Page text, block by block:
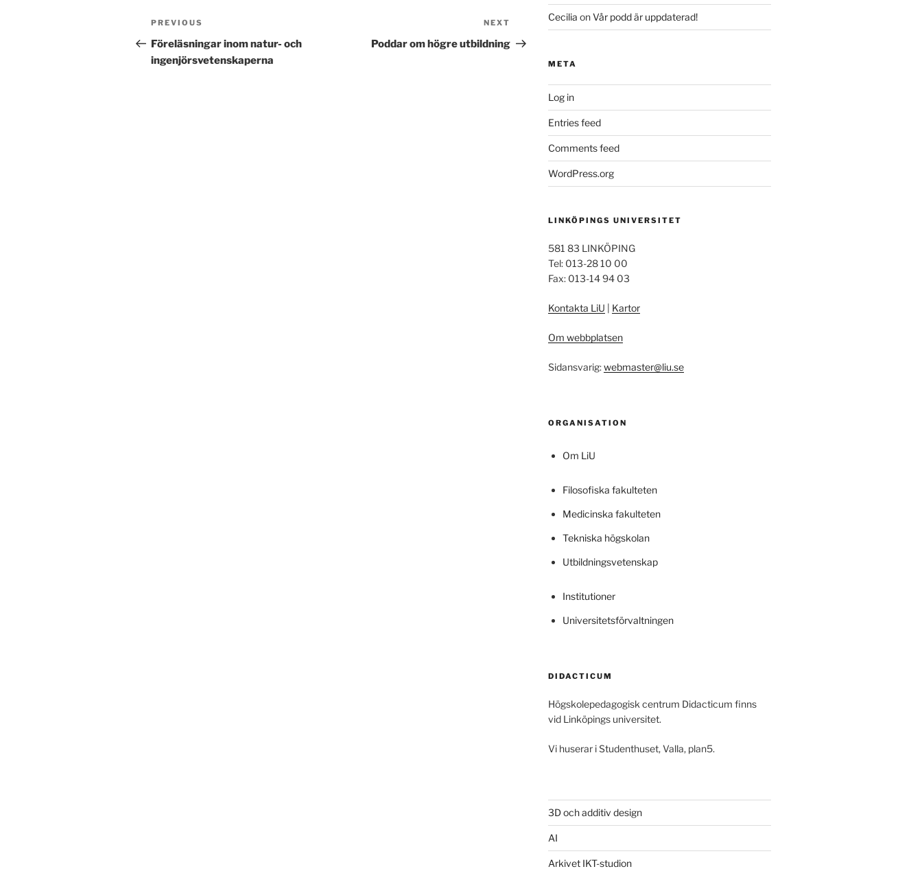
Post
navigation
Previous
Post
PREVIOUS
Föreläsningar inom natur- och
ingenjörsvetenskaperna
Post
NEXT
Poddar om högre utbildning
Cecilia onVår podd är uppdaterad!
META
Log in
Entries feed
Comments feed
WordPress.org
LINKÖPINGS UNIVERSITET
581 83 LINKÖPING
Tel: 013-28 10 00
Fax: 013-14 94 03
Kontakta LiU Kartor
Om webbplatsen
Sidansvarig:webmaster@liu.se
ORGANISATION
Om LiU
Filosofiska fakulteten
Medicinska fakulteten
Tekniska högskolan
Utbildningsvetenskap
Institutioner
Universitetsförvaltningen
DIDACTICUM
Högskolepedagogisk centrum Didacticum finns
vid Linköpings universitet.
Vi huserar i Studenthuset, Valla, plan5.
3D och additiv design
AI
Arkivet IKT-studion